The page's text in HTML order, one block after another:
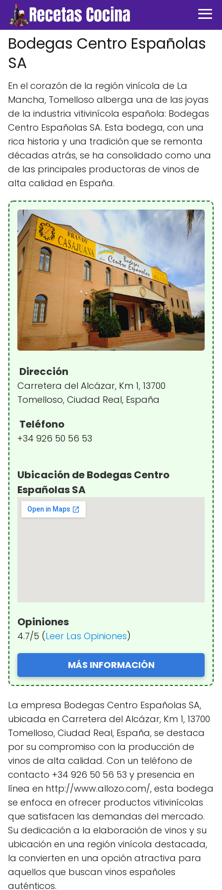
Bodegas Centro Españolas
SA
En el corazón de la región vinícola de La
Mancha, Tomelloso alberga una de las joyas
de la industria vitivinícola española: Bodegas
Centro Españolas SA. Esta bodega, con una
rica historia y una tradición que se remonta
décadas atrás, se ha consolidado como una
de las principales productoras de vinos de
alta calidad en España.
Dirección
Carretera del Alcázar, Km 1, 13700
Tomelloso, Ciudad Real, España
Teléfono
+34 926 50 56 53
Ubicación de Bodegas Centro
Españolas SA
Opiniones
4.7/5 (Leer Las Opiniones)
MÁS INFORMACIÓN
La empresa Bodegas Centro Españolas SA,
ubicada en Carretera del Alcázar, Km 1, 13700
Tomelloso, Ciudad Real, España, se destaca
por su compromiso con la producción de
vinos de alta calidad. Con un teléfono de
contacto +34 926 50 56 53 y presencia en
línea en http://www.allozo.com/, esta bodega
se enfoca en ofrecer productos vitivinícolas
que satisfacen las demandas del mercado.
Su dedicación a la elaboración de vinos y su
ubicación en una región vinícola destacada,
la convierten en una opción atractiva para
aquellos que buscan vinos españoles
auténticos.